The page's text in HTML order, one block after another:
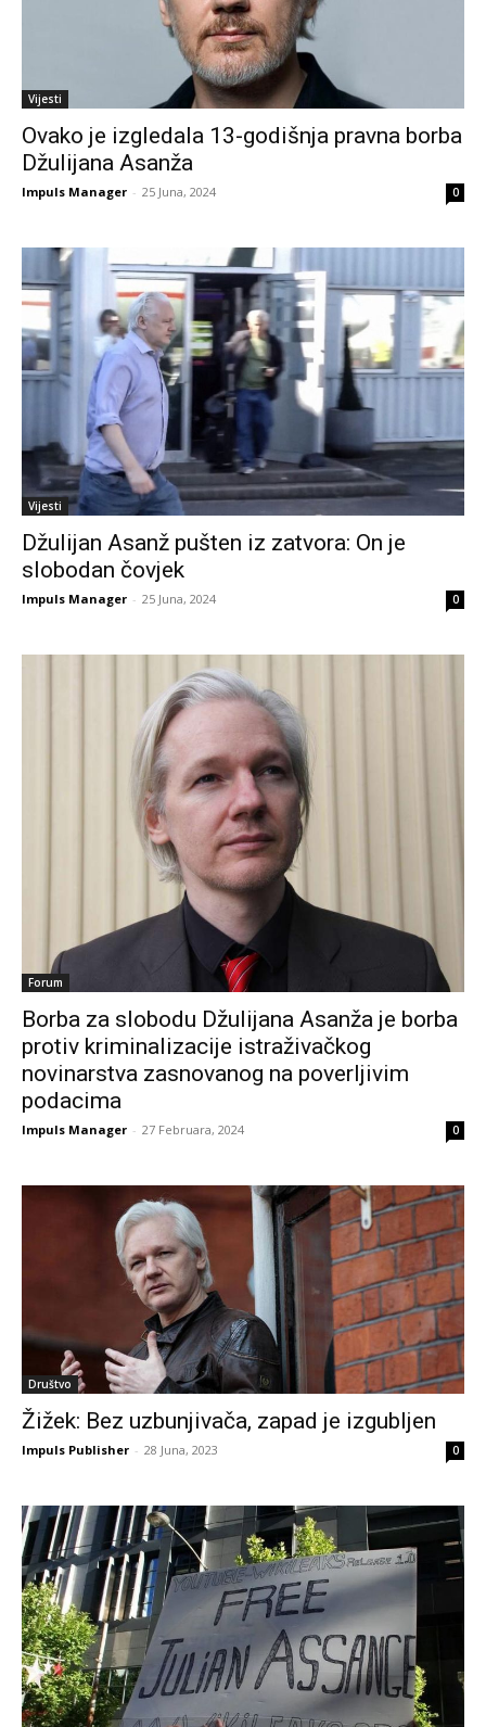
Vijesti
Ovako je izgledala 13-godišnja pravna borba
Džulijana Asanža
Impuls Manager - 25 Juna, 2024 0
Vijesti
Džulijan Asanž pušten iz zatvora: On je
slobodan čovjek
Impuls Manager - 25 Juna, 2024 0
Forum
Borba za slobodu Džulijana Asanža je borba
protiv kriminalizacije istraživačkog
novinarstva zasnovanog na poverljivim
podacima
Impuls Manager - 27 Februara, 2024 0
Društvo
Žižek: Bez uzbunjivača, zapad je izgubljen
Impuls Publisher - 28 Juna, 2023 0